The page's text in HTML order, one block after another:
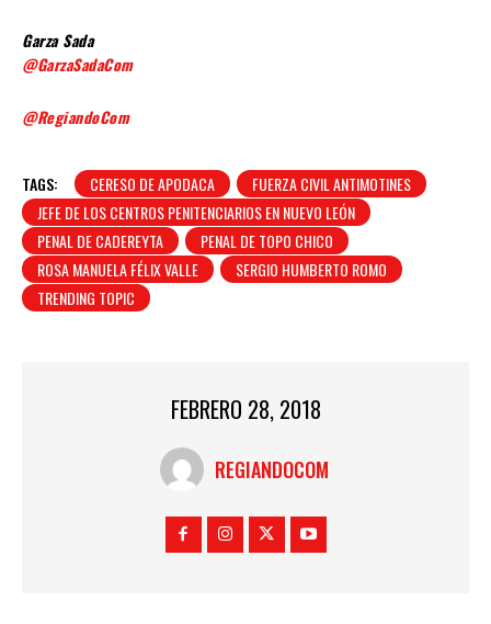
Garza Sada
@GarzaSadaCom
@RegiandoCom
TAGS: CERESO DE APODACA
FUERZA CIVIL ANTIMOTINES
JEFE DE LOS CENTROS PENITENCIARIOS EN NUEVO LEÓN
PENAL DE CADEREYTA
PENAL DE TOPO CHICO
ROSA MANUELA FÉLIX VALLE
SERGIO HUMBERTO ROMO
TRENDING TOPIC
FEBRERO 28, 2018
REGIANDOCOM